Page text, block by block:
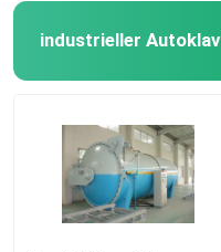
industrieller Autoklav